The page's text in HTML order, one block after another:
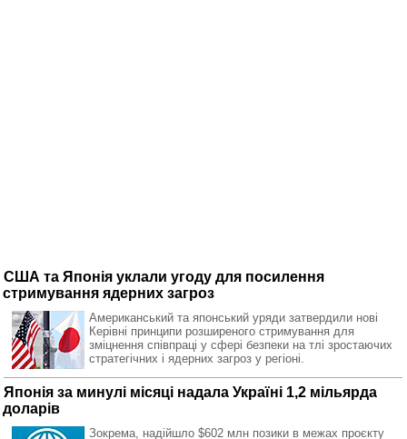
США та Японія уклали угоду для посилення
стримування ядерних загроз
Американський та японський уряди затвердили нові
Керівні принципи розширеного стримування для
зміцнення співпраці у сфері безпеки на тлі зростаючих
стратегічних і ядерних загроз у регіоні.
Японія за минулі місяці надала Україні 1,2 мільярда
доларів
Зокрема, надійшло $602 млн позики в межах проєкту